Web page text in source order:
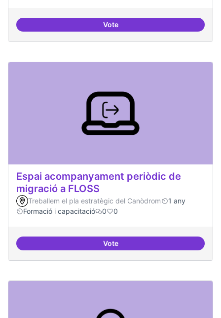
VoteTemes: Intel·ligència artificial
Espai acompanyament periòdic de
migració a FLOSS
Treballem el pla estratègic del Canòdrom
1 any
Formació i capacitació
0 0
VoteEspai acompanyament periòdic